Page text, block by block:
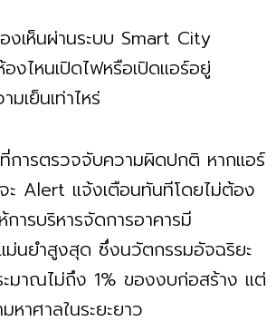
องเห็นผ่านระบบ Smart City
องไหนเปิดไฟหรือเปิดแอร์อยู่
มเย็นเท่าไหร่
การตรวจจับความผิดปกติ หากแอร์
ะ Alert แจ้งเตือนทันทีโดยไม่ต้อง
ารบริหารจัดการอาคารมี
ม่นยำสูงสุด ซึ่งนวัตกรรมอัจฉริยะ
มาณไม่ถึง 1% ของงบก่อสร้าง แต่
าศาลในระยะยาว